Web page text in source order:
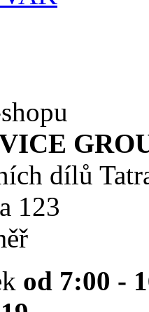
dílů
123
od 7:00 -